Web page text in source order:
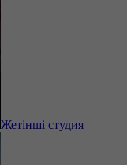
Жетінші студия